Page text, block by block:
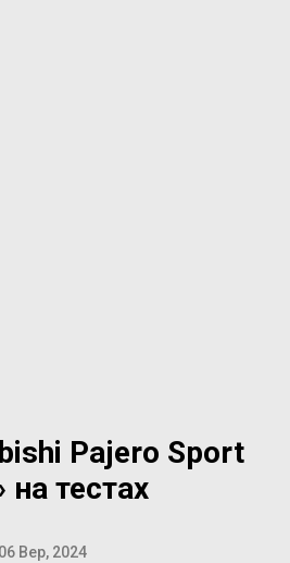
Pajero Sport
на тестах
06 Вер, 2024